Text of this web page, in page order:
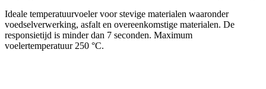
Ideale temperatuurvoeler voor stevige materialen waaronder
voedselverwerking, asfalt en overeenkomstige materialen. De
responsietijd is minder dan 7 seconden. Maximum
voelertemperatuur 250 °C.